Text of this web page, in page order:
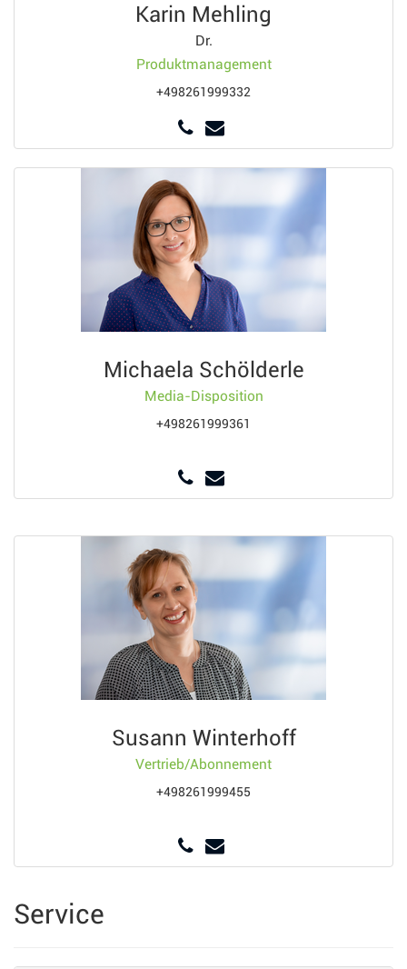
Karin Mehling
Dr.
Produktmanagement
+498261999332
Michaela Schölderle
Media-Disposition
+498261999361
Susann Winterhoff
Vertrieb/Abonnement
+498261999455
Service